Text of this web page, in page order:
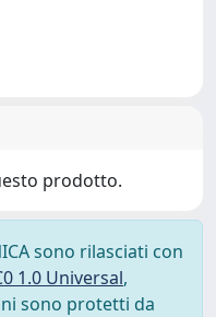
prodotto.
sono rilasciati con
1.0 Universal,
sono protetti da